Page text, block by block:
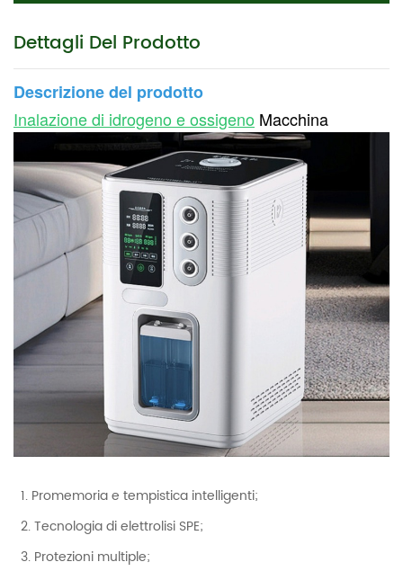
Dettagli Del Prodotto
Descrizione del prodotto
Inalazione di idrogeno e ossigeno Macchina
1. Promemoria e tempistica intelligenti;
2. Tecnologia di elettrolisi SPE;
3. Protezioni multiple;